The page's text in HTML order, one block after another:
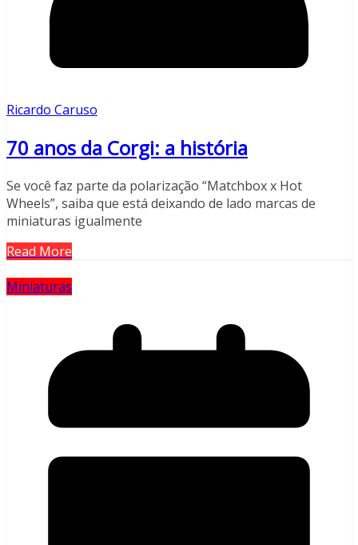
Ricardo Caruso
70 anos da Corgi: a história
Se você faz parte da polarização “Matchbox x Hot
Wheels”, saiba que está deixando de lado marcas de
miniaturas igualmente
Read More
Miniaturas